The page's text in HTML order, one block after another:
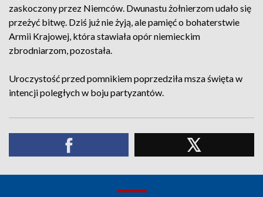
zaskoczony przez Niemców. Dwunastu żołnierzom udało się
przeżyć bitwę. Dziś już nie żyją, ale pamięć o bohaterstwie
Armii Krajowej, która stawiała opór niemieckim
zbrodniarzom, pozostała.
Uroczystość przed pomnikiem poprzedziła msza święta w
intencji poległych w boju partyzantów.